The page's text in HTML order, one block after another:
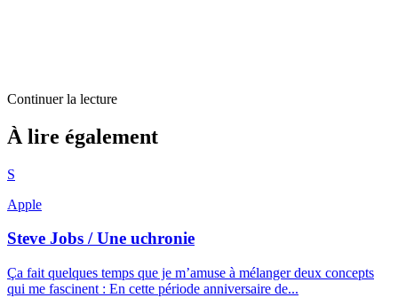
Continuer la lecture
À lire également
S
Apple
Steve Jobs / Une uchronie
Ça fait quelques temps que je m’amuse à mélanger deux concepts
qui me fascinent : En cette période anniversaire de...